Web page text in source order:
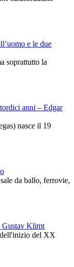
e le due
soprattutto la
anni – Edgar
nasce il 19
da ballo, ferrovie,
Gustav Klimt
del XX